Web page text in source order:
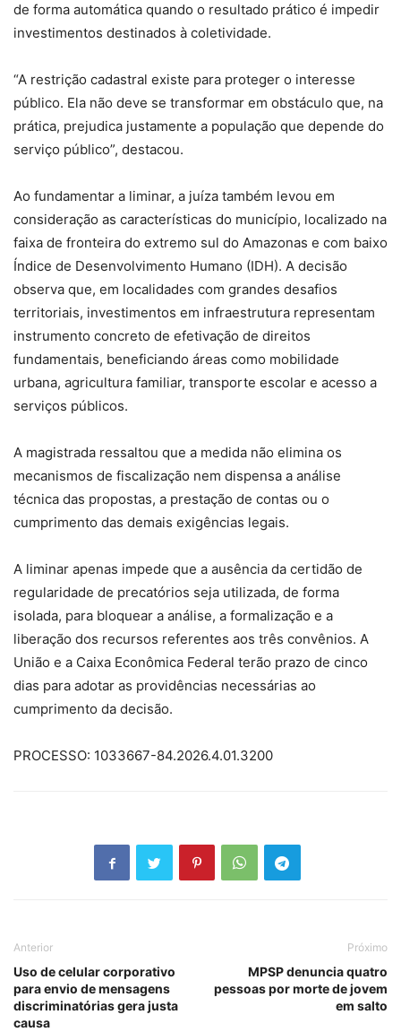
de forma automática quando o resultado prático é impedir
investimentos destinados à coletividade.
“A restrição cadastral existe para proteger o interesse
público. Ela não deve se transformar em obstáculo que, na
prática, prejudica justamente a população que depende do
serviço público”, destacou.
Ao fundamentar a liminar, a juíza também levou em
consideração as características do município, localizado na
faixa de fronteira do extremo sul do Amazonas e com baixo
Índice de Desenvolvimento Humano (IDH). A decisão
observa que, em localidades com grandes desafios
territoriais, investimentos em infraestrutura representam
instrumento concreto de efetivação de direitos
fundamentais, beneficiando áreas como mobilidade
urbana, agricultura familiar, transporte escolar e acesso a
serviços públicos.
A magistrada ressaltou que a medida não elimina os
mecanismos de fiscalização nem dispensa a análise
técnica das propostas, a prestação de contas ou o
cumprimento das demais exigências legais.
A liminar apenas impede que a ausência da certidão de
regularidade de precatórios seja utilizada, de forma
isolada, para bloquear a análise, a formalização e a
liberação dos recursos referentes aos três convênios. A
União e a Caixa Econômica Federal terão prazo de cinco
dias para adotar as providências necessárias ao
cumprimento da decisão.
PROCESSO: 1033667-84.2026.4.01.3200
Anterior
Uso de celular corporativo
para envio de mensagens
discriminatórias gera justa
causa
Próximo
MPSP denuncia quatro
pessoas por morte de jovem
em salto